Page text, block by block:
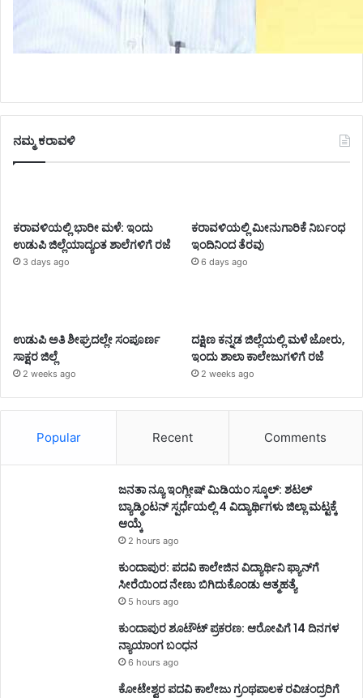
ನಮ್ಮ ಕರಾವಳಿ
ಕರಾವಳಿಯಲ್ಲಿ ಭಾರೀ ಮಳೆ: ಇಂದು
ಉಡುಪಿ ಜಿಲ್ಲೆಯಾದ್ಯಂತ ಶಾಲೆಗಳಿಗೆ ರಜೆ
3 days ago
ಕರಾವಳಿಯಲ್ಲಿ ಮೀನುಗಾರಿಕೆ ನಿರ್ಬಂಧ
ಇಂದಿನಿಂದ ತೆರವು
6 days ago
ಉಡುಪಿ ಅತಿ ಶೀಘ್ರದಲ್ಲೇ ಸಂಪೂರ್ಣ
ಸಾಕ್ಷರ ಜಿಲ್ಲೆ
2 weeks ago
ದಕ್ಷಿಣ ಕನ್ನಡ ಜಿಲ್ಲೆಯಲ್ಲಿ ಮಳೆ ಜೋರು,
ಇಂದು ಶಾಲಾ ಕಾಲೇಜುಗಳಿಗೆ ರಜೆ
2 weeks ago
Popular Recent Comments
ಜನತಾ ನ್ಯೂ ಇಂಗ್ಲೀಷ್ ಮಿಡಿಯಂ ಸ್ಕೂಲ್: ಶಟಲ್
ಬ್ಯಾಡ್ಮಿಂಟನ್ ಸ್ಪರ್ಧೆಯಲ್ಲಿ 4 ವಿದ್ಯಾರ್ಥಿಗಳು ಜಿಲ್ಲಾ ಮಟ್ಟಕ್ಕೆ
ಆಯ್ಕೆ
2 hours ago
ಕುಂದಾಪುರ: ಪದವಿ ಕಾಲೇಜಿನ ವಿದ್ಯಾರ್ಥಿನಿ ಫ್ಯಾನ್‌ಗೆ
ಸೀರೆಯಿಂದ ನೇಣು ಬಿಗಿದುಕೊಂಡು ಆತ್ಮಹತ್ಯೆ
5 hours ago
ಕುಂದಾಪುರ ಶೂಟೌಟ್ ಪ್ರಕರಣ: ಆರೋಪಿಗೆ 14 ದಿನಗಳ
ನ್ಯಾಯಾಂಗ ಬಂಧನ
6 hours ago
ಕೋಟೇಶ್ವರ ಪದವಿ ಕಾಲೇಜು ಗ್ರಂಥಪಾಲಕ ರವಿಚಂದ್ರರಿಗೆ